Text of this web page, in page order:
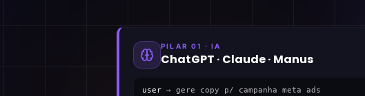
PILAR 01 · IA
ChatGPT · Claude · Manus
user → gere copy p/ campanha meta ads